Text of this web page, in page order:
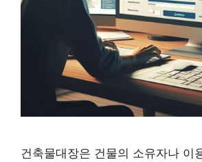
건축물대장은 건물의 소유자나 이